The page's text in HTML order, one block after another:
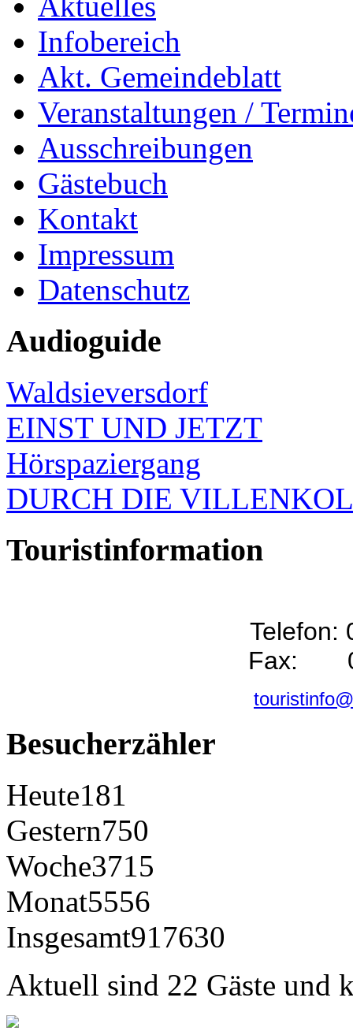
Infobereich
Akt. Gemeindeblatt
Veranstaltungen /
Ausschreibungen
Gästebuch
Kontakt
Impressum
Datenschutz
Audioguide
Waldsieversdorf
EINST UND JETZT
Hörspaziergang
DURCH DIE
Touristinformation
Telefon:
Fax:
Besucherzähler
Heute181
Gestern750
Woche3715
Monat5556
Insgesamt917630
Aktuell sind 22 Gäste und